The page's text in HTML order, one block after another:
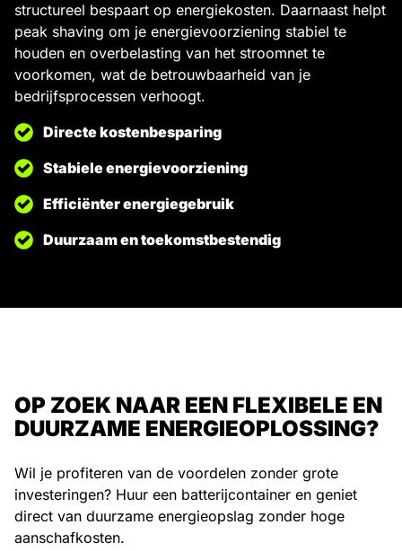
structureel bespaart op energiekosten. Daarnaast helpt
peak shaving om je energievoorziening stabiel te
houden en overbelasting van het stroomnet te
voorkomen, wat de betrouwbaarheid van je
bedrijfsprocessen verhoogt.
Directe kostenbesparing
Stabiele energievoorziening
Efficiënter energiegebruik
Duurzaam en toekomstbestendig
OP ZOEK NAAR EEN FLEXIBELE EN
DUURZAME ENERGIEOPLOSSING?
Wil je profiteren van de voordelen zonder grote
investeringen? Huur een batterijcontainer en geniet
direct van duurzame energieopslag zonder hoge
aanschafkosten.